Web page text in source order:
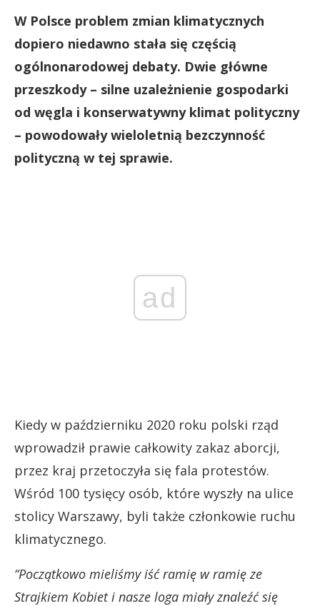
W Polsce problem zmian klimatycznych
dopiero niedawno stała się częścią
ogólnonarodowej debaty. Dwie główne
przeszkody – silne uzależnienie gospodarki
od węgla i konserwatywny klimat polityczny
– powodowały wieloletnią bezczynność
polityczną w tej sprawie.
ad
Kiedy w październiku 2020 roku polski rząd
wprowadził prawie całkowity zakaz aborcji,
przez kraj przetoczyła się fala protestów.
Wśród 100 tysięcy osób, które wyszły na ulice
stolicy Warszawy, byli także członkowie ruchu
klimatycznego.
“Początkowo mieliśmy iść ramię w ramię ze
Strajkiem Kobiet i nasze loga miały znaleźć się